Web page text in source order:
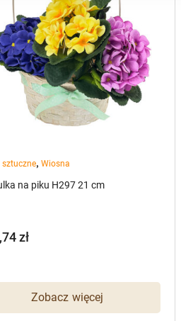
sztuczne, Wiosna
na piku H297 21 cm
Zobacz więcej
zł